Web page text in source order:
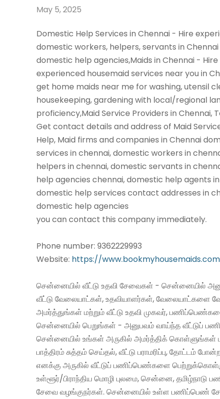
May 5, 2025
Domestic Help Services in Chennai - Hire
domestic workers, helpers, servants in
domestic help agencies,Maids in Chennai - Hire
experienced housemaid services near you in
get home maids near me for washing, utensil
housekeeping, gardening with local/regional
proficiency,Maid Service Providers in Chennai,
Get contact details and address of Maid
Help, Maid firms and companies in Chennai
services in chennai, domestic workers in
helpers in chennai, domestic servants in
help agencies chennai, domestic help agents
domestic help services contact addresses in
domestic help agencies
you can contact this company immediately.
Phone number: 9362229993
Website: https://
சென்னையில் வீட்டு உதவி சேவைகள் - சென்னையில்
வீட்டு வேலையாட்கள், உதவியாளர்கள், வேலையாட்களை
அமர்த்துங்கள் மற்றும் வீட்டு உதவி முகவர்,
சென்னையில் பெறுங்கள் - அனுபவம் வாய்ந்த வீட்டுப்
சென்னையில் உங்கள் அருகில் அமர்த்திக் கொள்ளுங்கள்
பாத்திரம் சுத்தம் செய்தல், வீட்டு பராமரிப்பு, தோட்டம்
எனக்கு அருகில் வீட்டுப் பணிப்பெண்களை
உள்ளூர்/பிராந்திய மொழி புலமை, சென்னை, தமிழ்நாடு
சேவை வழங்குநர்கள். சென்னையில் உள்ள பணிப்பெண்